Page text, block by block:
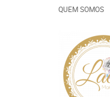
QUEM SOMOS